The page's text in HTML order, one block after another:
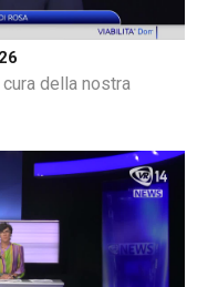
della nostra